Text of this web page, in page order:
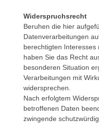
Widerspruchsrecht
Beruhen die hier
Datenverarbeitungen
berechtigten Interesses
haben Sie das Recht
besonderen Situation
Verarbeitungen mit
widersprechen.
Nach erfolgtem
betroffenen Daten
zwingende